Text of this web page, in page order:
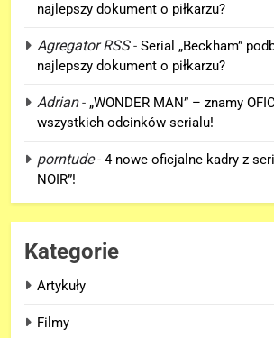
najlepszy dokument o piłkarzu?
Agregator RSS- Serial „Beckham”
najlepszy dokument o piłkarzu?
Adrian- „WONDER MAN” – znamy
wszystkich odcinków serialu!
porntude- 4 nowe oficjalne kadry z
NOIR”!
Kategorie
Artykuły
Filmy
Kolejne
DOOMSDAY”!
FILMY
6
Trailer
ENCORE”
7